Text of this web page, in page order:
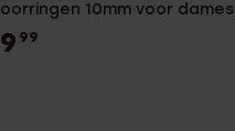
oorringen 10mm voor dames
9 99